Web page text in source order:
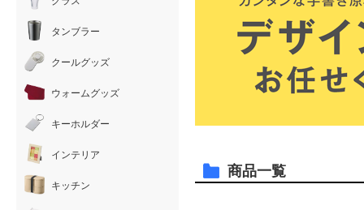
商品一覧
タンブラー
クールグッズ
ウォームグッズ
キーホルダー
インテリア
キッチン